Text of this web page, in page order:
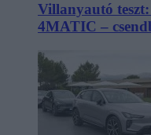
Villanyautó
4MATIC –